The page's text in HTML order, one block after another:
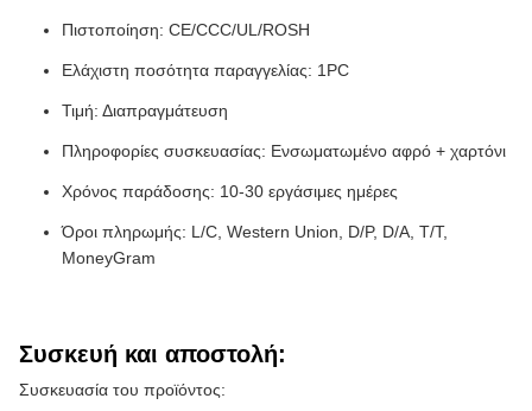
Πιστοποίηση: CE/CCC/UL/ROSH
Ελάχιστη ποσότητα παραγγελίας: 1PC
Τιμή: Διαπραγμάτευση
Πληροφορίες συσκευασίας: Ενσωματωμένο αφρό + χαρτόνι
Χρόνος παράδοσης: 10-30 εργάσιμες ημέρες
Όροι πληρωμής: L/C, Western Union, D/P, D/A, T/T,
MoneyGram
Συσκευή και αποστολή:
Συσκευασία του προϊόντος: